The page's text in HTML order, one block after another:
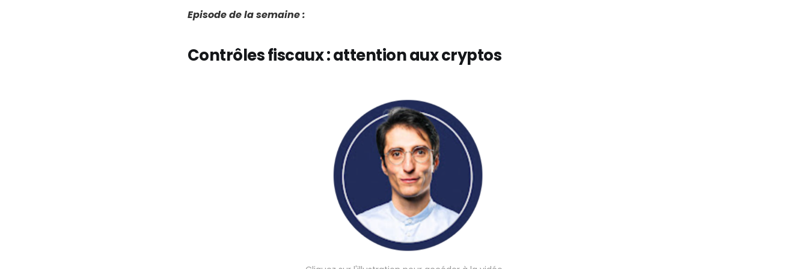
Episode de la semaine :
Contrôles fiscaux : attention aux cryptos